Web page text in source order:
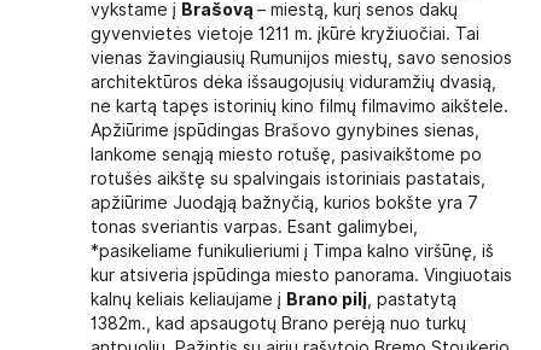
vykstame į Brašovą– miestą, kurį senos dakų
gyvenvietės vietoje 1211 m. įkūrė kryžiuočiai. Tai
vienas žavingiausių Rumunijos miestų, savo senosios
architektūros dėka išsaugojusių viduramžių dvasią,
ne kartą tapęs istorinių kino filmų filmavimo aikštele.
Apžiūrime įspūdingas Brašovo gynybines sienas,
lankome senąją miesto rotušę, pasivaikštome po
rotušės aikštę su spalvingais istoriniais pastatais,
apžiūrime Juodąją bažnyčią, kurios bokšte yra 7
tonas sveriantis varpas. Esant galimybei,
*pasikeliame funikulieriumi į Timpa kalno viršūnę, iš
kur atsiveria įspūdinga miesto panorama. Vingiuotais
kalnų keliais keliaujame į Brano pilį , pastatytą
1382m., kad apsaugotų Brano perėją nuo turkų